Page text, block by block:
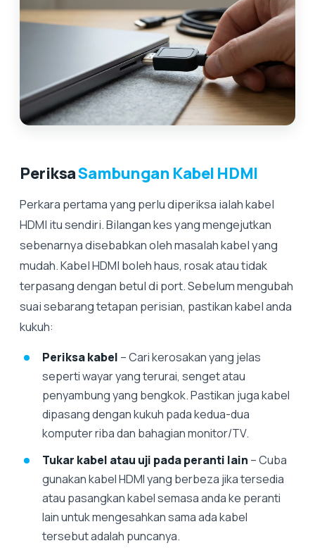
PeriksaSambungan Kabel HDMI
Perkara pertama yang perlu diperiksa ialah kabel
HDMI itu sendiri. Bilangan kes yang mengejutkan
sebenarnya disebabkan oleh masalah kabel yang
mudah. ​​Kabel HDMI boleh haus, rosak atau tidak
terpasang dengan betul di port. Sebelum mengubah
suai sebarang tetapan perisian, pastikan kabel anda
kukuh:
Periksa kabel – Cari kerosakan yang jelas
seperti wayar yang terurai, senget atau
penyambung yang bengkok. Pastikan juga kabel
dipasang dengan kukuh pada kedua-dua
komputer riba dan bahagian monitor/TV.
Tukar kabel atau uji pada peranti lain – Cuba
gunakan kabel HDMI yang berbeza jika tersedia
atau pasangkan kabel semasa anda ke peranti
lain untuk mengesahkan sama ada kabel
tersebut adalah puncanya.